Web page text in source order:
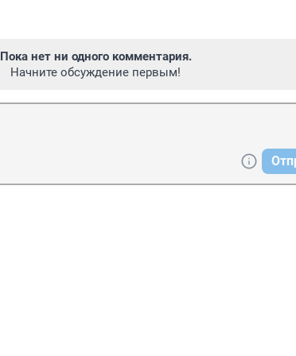
Пока нет ни одного комментария.
Начните обсуждение первым!